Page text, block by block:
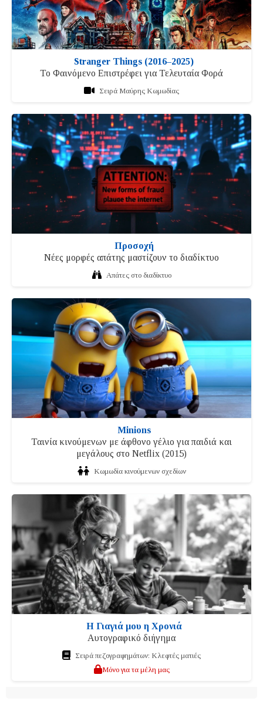
Stranger Things (2016–2025)
Το Φαινόμενο Επιστρέφει για Τελευταία Φορά
Σειρά Μαύρης Κωμωδίας
Προσοχή
Νέες μορφές απάτης μαστίζουν το διαδίκτυο
Απάτες στο διαδίκτυο
Minions
Ταινία κινούμενων με άφθονο γέλιο για παιδιά και
μεγάλους στο Netflix (2015)
Κωμωδία κινούμενων σχεδίων
Η Γιαγιά μου η Χρονιά
Αυτογραφικό διήγημα
Σειρά πεζογραφημάτων: Κλεφτές ματιές
Μόνο για τα μέλη μας